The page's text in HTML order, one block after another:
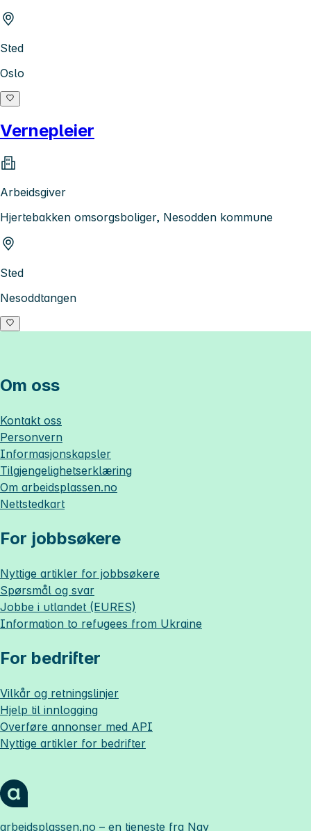
Sted
Oslo
Vernepleier
Arbeidsgiver
Hjertebakken omsorgsboliger, Nesodden kommune
Sted
Nesoddtangen
Om oss
Kontakt oss
Personvern
Informasjonskapsler
Tilgjengelighetserklæring
Om arbeidsplassen.no
Nettstedkart
For jobbsøkere
Nyttige artikler for jobbsøkere
Spørsmål og svar
Jobbe i utlandet (EURES)
Information to refugees from Ukraine
For bedrifter
Vilkår og retningslinjer
Hjelp til innlogging
Overføre annonser med API
Nyttige artikler for bedrifter
arbeidsplassen.no – en tjeneste fra Nav